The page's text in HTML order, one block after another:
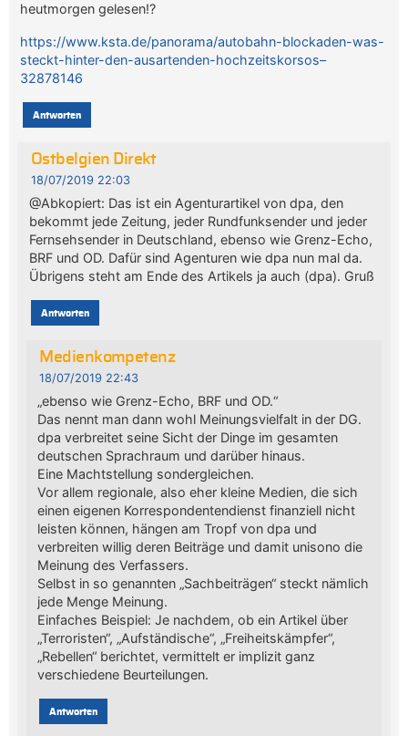
heutmorgen gelesen!?
https://www.ksta.de/panorama/autobahn-blockaden-was-
steckt-hinter-den-ausartenden-hochzeitskorsos–
32878146
Antworten
Ostbelgien Direkt
18/07/2019 22:03
@Abkopiert: Das ist ein Agenturartikel von dpa, den
bekommt jede Zeitung, jeder Rundfunksender und jeder
Fernsehsender in Deutschland, ebenso wie Grenz-Echo,
BRF und OD. Dafür sind Agenturen wie dpa nun mal da.
Übrigens steht am Ende des Artikels ja auch (dpa). Gruß
Antworten
Medienkompetenz
18/07/2019 22:43
„ebenso wie Grenz-Echo, BRF und OD.“
Das nennt man dann wohl Meinungsvielfalt in der DG.
dpa verbreitet seine Sicht der Dinge im gesamten
deutschen Sprachraum und darüber hinaus.
Eine Machtstellung sondergleichen.
Vor allem regionale, also eher kleine Medien, die sich
einen eigenen Korrespondentendienst finanziell nicht
leisten können, hängen am Tropf von dpa und
verbreiten willig deren Beiträge und damit unisono die
Meinung des Verfassers.
Selbst in so genannten „Sachbeiträgen“ steckt nämlich
jede Menge Meinung.
Einfaches Beispiel: Je nachdem, ob ein Artikel über
„Terroristen“, „Aufständische“, „Freiheitskämpfer“,
„Rebellen“ berichtet, vermittelt er implizit ganz
verschiedene Beurteilungen.
Antworten